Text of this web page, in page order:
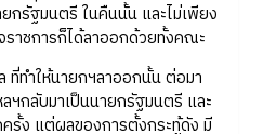
กรัฐมนตรี ในคืนนั้น และไม่เพียง
าชการก็ได้ลาออกด้วยทั้งคณะ
ที่ทำให้นายกฯลาออกนั้น ต่อมา
ฯกลับมาเป็นนายกรัฐมนตรี และ
รั้ง แต่ผลของการตั้งกระทู้ดัง มี